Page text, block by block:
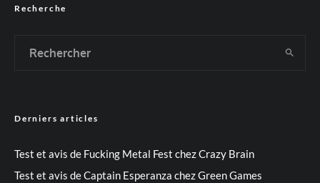
Recherche
Derniers articles
Test et avis de Fucking Metal Fest chez Crazy Brain
Test et avis de Captain Esperanza chez Green Games